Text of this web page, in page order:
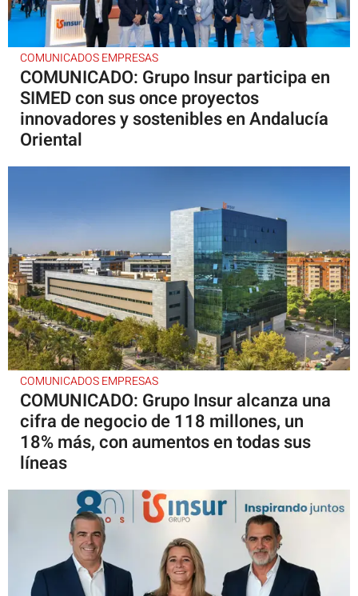
COMUNICADOS EMPRESAS
COMUNICADO: Grupo Insur participa en
SIMED con sus once proyectos
innovadores y sostenibles en Andalucía
Oriental
COMUNICADOS EMPRESAS
COMUNICADO: Grupo Insur alcanza una
cifra de negocio de 118 millones, un
18% más, con aumentos en todas sus
líneas